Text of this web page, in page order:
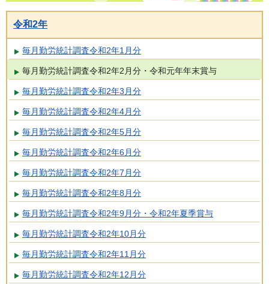
令和2年
毎月勤労統計調査令和2年1月分
毎月勤労統計調査令和2年2月分・令和元年年末賞与
毎月勤労統計調査令和2年3月分
毎月勤労統計調査令和2年4月分
毎月勤労統計調査令和2年5月分
毎月勤労統計調査令和2年6月分
毎月勤労統計調査令和2年7月分
毎月勤労統計調査令和2年8月分
毎月勤労統計調査令和2年9月分・令和2年夏季賞与
毎月勤労統計調査令和2年10月分
毎月勤労統計調査令和2年11月分
毎月勤労統計調査令和2年12月分